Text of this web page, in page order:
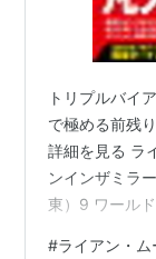
トリプルバイ
で極める前残
詳細を見る ラ
ンインザミラ
東）9 ワール
#ライアン・ム